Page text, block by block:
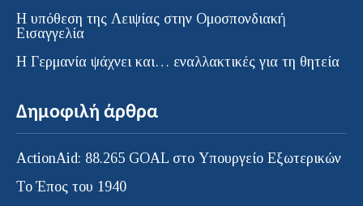
Η υπόθεση της Λειψίας στην Ομοσπονδιακή
Εισαγγελία
H Γερμανία ψάχνει και… εναλλακτικές για τη θητεία
Δημοφιλή άρθρα
ActionAid: 88.265 GOAL στο Υπουργείο Εξωτερικών
Το Έπος του 1940